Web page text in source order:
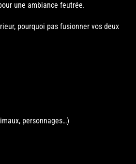
une ambiance feutrée.
pourquoi pas fusionner vos deux
personnages…)